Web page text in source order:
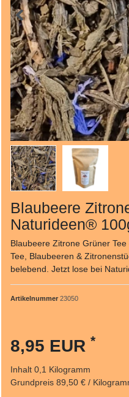
Blaubeere
Naturideen®
Blaubeere Zitrone Grüner
Tee, Blaubeeren &
belebend. Jetzt lose bei
Artikelnummer 23050
8,95 EUR *
Inhalt 0,1 Kilogramm
Grundpreis 89,50 € /